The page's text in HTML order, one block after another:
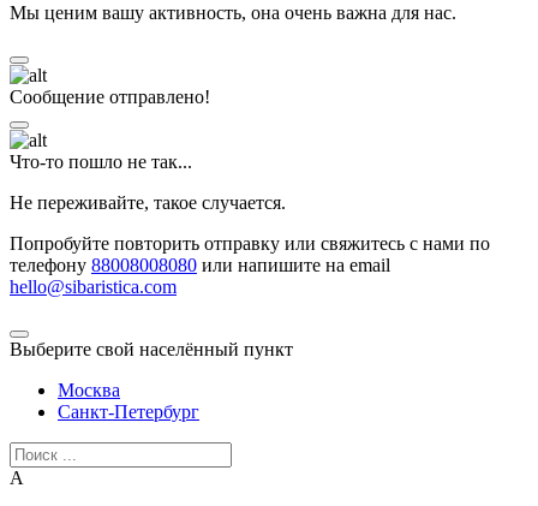
Мы ценим вашу активность, она очень важна для нас.
Сообщение отправлено!
Что-то пошло не так...
Не переживайте, такое случается.
Попробуйте повторить отправку или свяжитесь с нами по
телефону 88008008080 или напишите на email
hello@sibaristica.com
Выберите свой населённый пункт
Москва
Санкт-Петербург
А